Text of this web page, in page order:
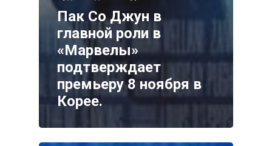
Пак Со Джун в
главной роли в
«Марвелы»
подтверждает
премьеру 8 ноября в
Корее.